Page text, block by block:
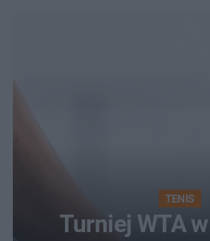
TENIS
Turniej WTA